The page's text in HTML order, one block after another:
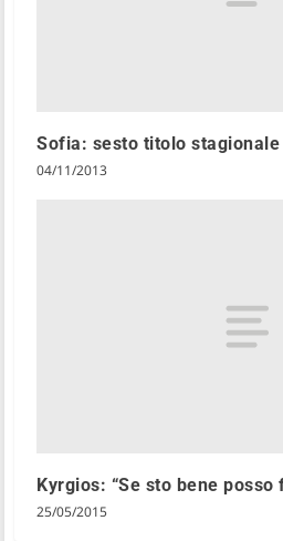
Sofia: sesto titolo
04/11/2013
Kyrgios: “Se sto bene posso
25/05/2015